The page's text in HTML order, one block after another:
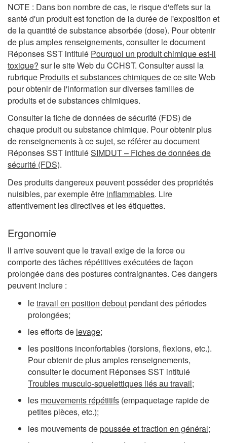
NOTE : Dans bon nombre de cas, le risque d'effets sur la
santé d'un produit est fonction de la durée de l'exposition et
de la quantité de substance absorbée (dose). Pour obtenir
de plus amples renseignements, consulter le document
Réponses SST intitulé Pourquoi un produit chimique est-il
toxique? sur le site Web du CCHST. Consulter aussi la
rubrique Produits et substances chimiquesde ce site Web
pour obtenir de l'information sur diverses familles de
produits et de substances chimiques.
Consulter la fiche de données de sécurité (FDS) de
chaque produit ou substance chimique. Pour obtenir plus
de renseignements à ce sujet, se référer au document
Réponses SST intituléSIMDUT – Fiches de données de
sécurité (FDS).
Des produits dangereux peuvent posséder des propriétés
nuisibles, par exemple être inflammables. Lire
attentivement les directives et les étiquettes.
Ergonomie
ll arrive souvent que le travail exige de la force ou
comporte des tâches répétitives exécutées de façon
prolongée dans des postures contraignantes. Ces dangers
peuvent inclure :
letravail en position deboutpendant des périodes
prolongées;
les efforts de levage;
les positions inconfortables (torsions, flexions, etc.).
Pour obtenir de plus amples renseignements,
consulter le document Réponses SST intitulé
Troubles musculo-squelettiques liés au travail;
les mouvements répétitifs (empaquetage rapide de
petites pièces, etc.);
les mouvements depoussée et traction en général;